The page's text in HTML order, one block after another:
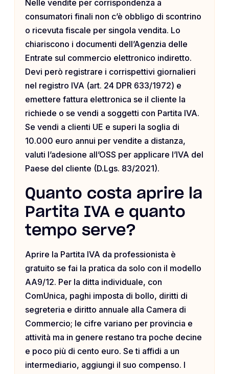
Nelle vendite per corrispondenza a
consumatori finali non c’è obbligo di scontrino
o ricevuta fiscale per singola vendita. Lo
chiariscono i documenti dell’Agenzia delle
Entrate sul commercio elettronico indiretto.
Devi però registrare i corrispettivi giornalieri
nel registro IVA (art. 24 DPR 633/1972) e
emettere fattura elettronica se il cliente la
richiede o se vendi a soggetti con Partita IVA.
Se vendi a clienti UE e superi la soglia di
10.000 euro annui per vendite a distanza,
valuti l’adesione all’OSS per applicare l’IVA del
Paese del cliente (D.Lgs. 83/2021).
Quanto costa aprire la
Partita IVA e quanto
tempo serve?
Aprire la Partita IVA da professionista è
gratuito se fai la pratica da solo con il modello
AA9/12. Per la ditta individuale, con
ComUnica, paghi imposta di bollo, diritti di
segreteria e diritto annuale alla Camera di
Commercio; le cifre variano per provincia e
attività ma in genere restano tra poche decine
e poco più di cento euro. Se ti affidi a un
intermediario, aggiungi il suo compenso. I